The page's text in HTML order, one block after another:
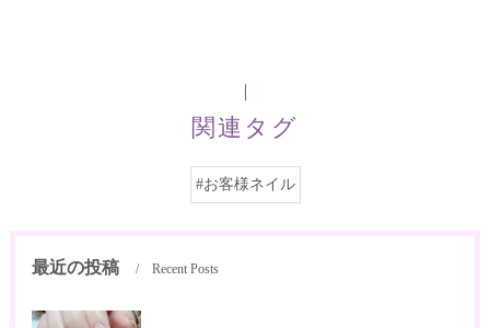
関連タグ
#お客様ネイル
最近の投稿 Recent Posts